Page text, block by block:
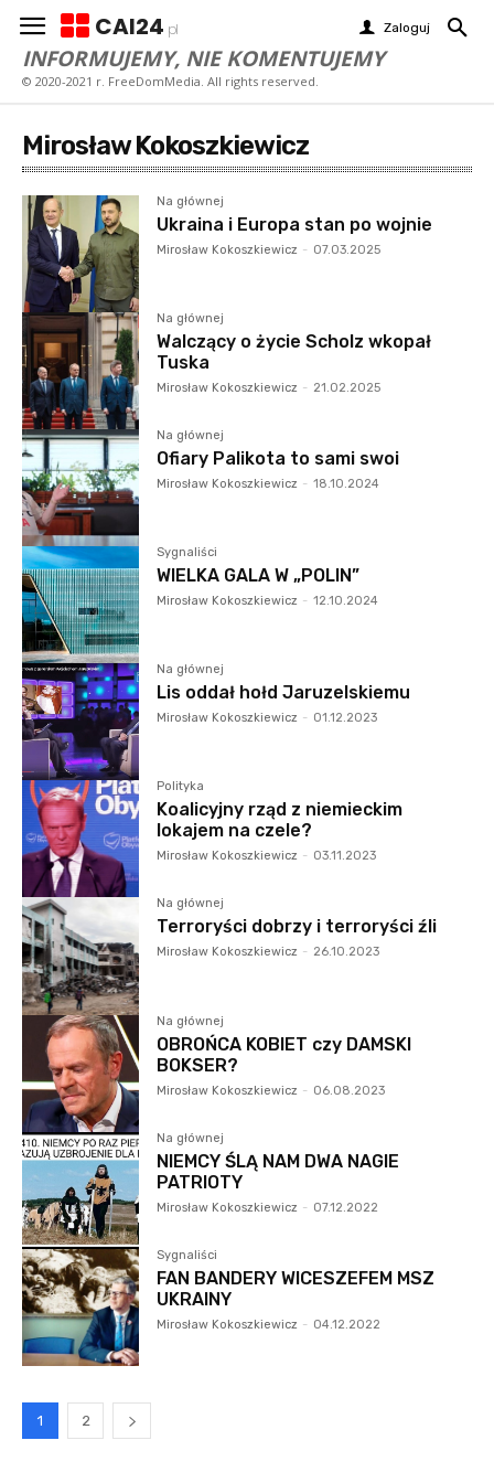
CAI24 pl Zaloguj
INFORMUJEMY, NIE KOMENTUJEMY
© 2020-2021 r. FreeDomMedia. All rights reserved.
Mirosław Kokoszkiewicz
Na głównej
Ukraina i Europa stan po wojnie
Mirosław Kokoszkiewicz - 07.03.2025
Na głównej
Walczący o życie Scholz wkopał
Tuska
Mirosław Kokoszkiewicz - 21.02.2025
Na głównej
Ofiary Palikota to sami swoi
Mirosław Kokoszkiewicz - 18.10.2024
Sygnaliści
WIELKA GALA W „POLIN”
Mirosław Kokoszkiewicz - 12.10.2024
Na głównej
Lis oddał hołd Jaruzelskiemu
Mirosław Kokoszkiewicz - 01.12.2023
Polityka
Koalicyjny rząd z niemieckim
lokajem na czele?
Mirosław Kokoszkiewicz - 03.11.2023
Na głównej
Terroryści dobrzy i terroryści źli
Mirosław Kokoszkiewicz - 26.10.2023
Na głównej
OBROŃCA KOBIET czy DAMSKI
BOKSER?
Mirosław Kokoszkiewicz - 06.08.2023
Na głównej
NIEMCY ŚLĄ NAM DWA NAGIE
PATRIOTY
Mirosław Kokoszkiewicz - 07.12.2022
Sygnaliści
FAN BANDERY WICESZEFEM MSZ
UKRAINY
Mirosław Kokoszkiewicz - 04.12.2022
1 2